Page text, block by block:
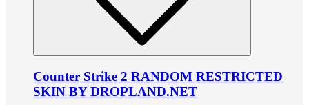
Counter Strike 2 RANDOM RESTRICTED
SKIN BY DROPLAND.NET